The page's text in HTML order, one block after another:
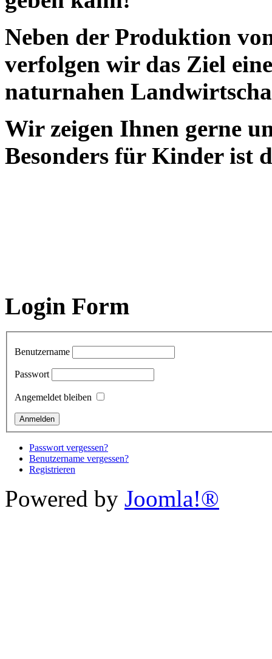
Neben der Produktion
verfolgen wir das Ziel
naturnahen
Wir zeigen Ihnen gerne
Besonders für Kinder ist
Login Form
Benutzername
Passwort
Angemeldet bleiben
Passwort vergessen?
Benutzername vergessen?
Registrieren
Powered by Joomla!®